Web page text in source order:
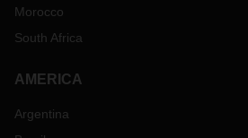
Morocco
South Africa
AMERICA
Argentina